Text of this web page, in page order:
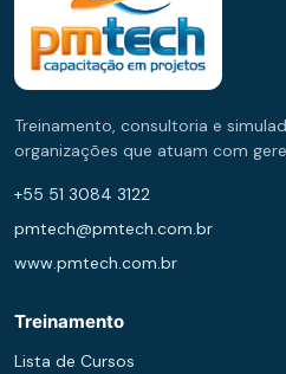
Treinamento, consultoria e
organizações que atuam com
+55 51 3084 3122
pmtech@pmtech.com.br
www.pmtech.com.br
Treinamento
Lista de Cursos